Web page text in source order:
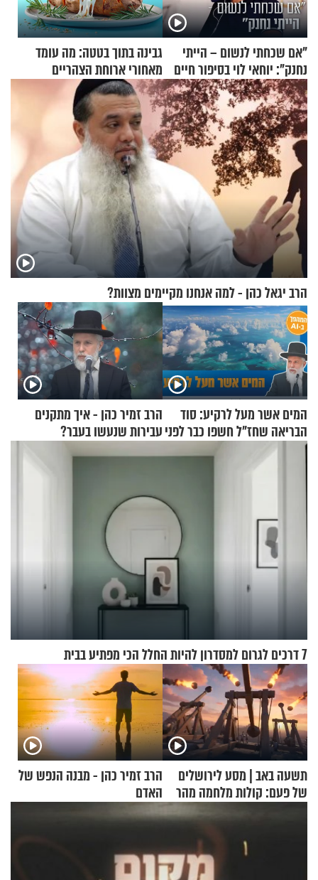
"אם שכחתי לנשום – הייתי
נחנק": יוחאי לוי בסיפור חיים
מעורר השראה
גבינה בתוך בטטה: מה עומד
מאחורי ארוחת הצהריים
שכבשה את הרשת?
הרב יגאל כהן - למה אנחנו מקיימים מצוות?
המים אשר מעל לרקיע: סוד
הבריאה שחז"ל חשפו כבר לפני
אלפי שנים
הרב זמיר כהן - איך מתקנים
עבירות שנעשו בעבר?
7 דרכים לגרום למסדרון להיות החלל הכי מפתיע בבית
תשעה באב | מסע לירושלים
של פעם: קולות מלחמה מהר
הרב זמיר כהן - מבנה הנפש של
האדם